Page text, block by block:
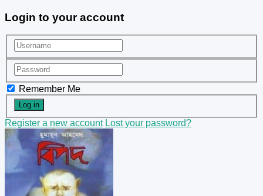
Login to your account
Remember Me
Register a new account Lost your password?